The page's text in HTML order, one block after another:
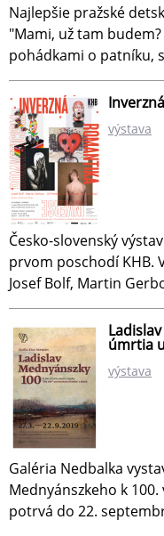
Najlepšie pražské
"Mami, už tam
pohádkami o patníku,
výstava
Česko-slovenský
prvom poschodí KHB.
Josef Bolf, Martin
úmrtia
výstava
Galéria Nedbalka
Mednyánszkeho k
potrvá do 22.